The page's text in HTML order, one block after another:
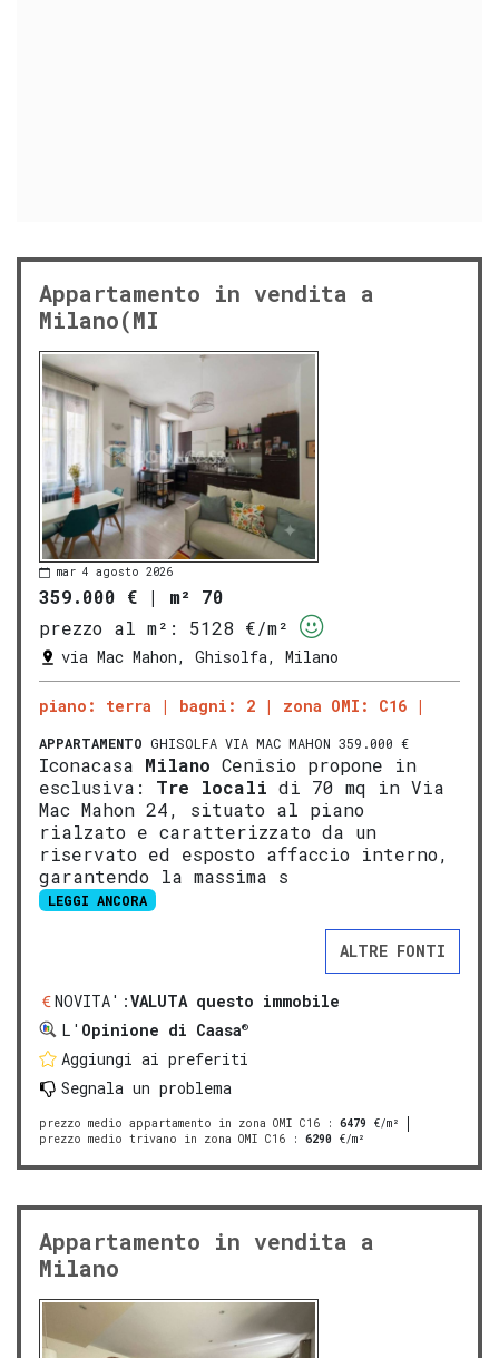
Appartamento in vendita a
Milano(MI
mar 4 agosto 2026
359.000 € | m² 70
prezzo al m²:
5128 €/m²
via Mac Mahon, Ghisolfa, Milano
piano: terra bagni: 2 zona OMI: C16
APPARTAMENTO GHISOLFA VIA MAC MAHON 359.000 €
Iconacasa Milano Cenisio propone in
esclusiva: Tre locali di 70 mq in Via
Mac Mahon 24, situato al piano
rialzato e caratterizzato da un
riservato ed esposto affaccio interno,
garantendo la massima s
LEGGI ANCORA
ALTRE FONTI
NOVITA':VALUTA questo immobile
L' Opinione di Caasa®
Aggiungi ai preferiti
Segnala un problema
prezzo medio appartamento in zona OMI C16 : 6479 €/m²
prezzo medio trivano in zona OMI C16 : 6290 €/m²
Appartamento in vendita a
Milano